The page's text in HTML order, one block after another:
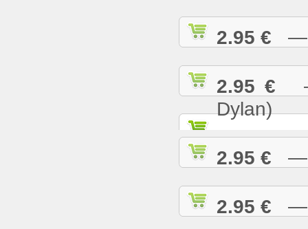
2.95 € —
2.95 € —
Dylan)
2.95 € —
2.95 € —